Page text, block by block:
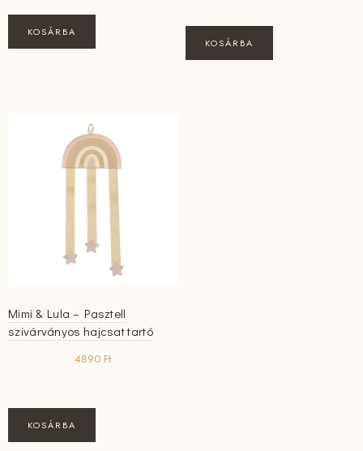
KOSÁRBA
KOSÁRBA
Mimi & Lula – Pasztell
szivárványos hajcsat tartó
4890 Ft
KOSÁRBA